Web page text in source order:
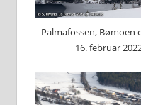
Palmafossen,
16. februar